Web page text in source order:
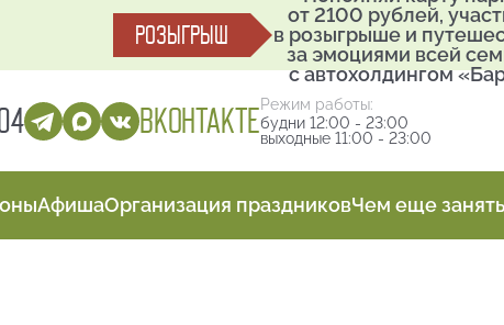
РОЗЫГРЫШ
от 2100 рублей,
в розыгрыше и
за эмоциями всей
с автохолдингом
ВКОНТАКТЕРежим работы:
будни 12:00 - 23:00
выходные 11:00 - 23:00
АфишаОрганизация праздниковЧем еще